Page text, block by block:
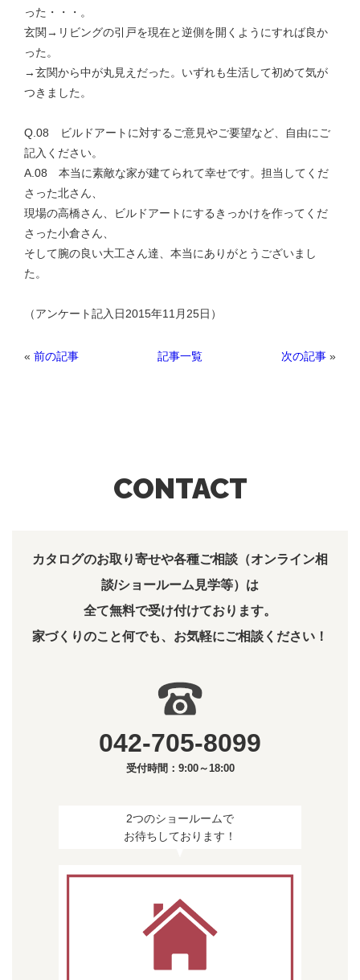
った・・・。
玄関→リビングの引戸を現在と逆側を開くようにすれば良か
った。
→玄関から中が丸見えだった。いずれも生活して初めて気が
つきました。
Q.08 ビルドアートに対するご意見やご要望など、自由にご
記入ください。
A.08 本当に素敵な家が建てられて幸せです。担当してくだ
さった北さん、
現場の高橋さん、ビルドアートにするきっかけを作ってくだ
さった小倉さん、
そして腕の良い大工さん達、本当にありがとうございまし
た。
（アンケート記入日2015年11月25日）
記事一覧
« 前の記事 次の記事 »
CONTACT
カタログのお取り寄せや各種ご相談（オンライン相
談/ショールーム見学等）は
全て無料で受け付けております。
家づくりのこと何でも、お気軽にご相談ください！
042-705-8099
受付時間：9:00～18:00
2つのショールームで
お待ちしております！